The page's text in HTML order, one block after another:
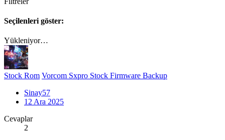
Seçilenleri göster:
Yükleniyor…
Stock Rom Vorcom Sxpro Stock Firmware Backup
Sinay57
12 Ara 2025
Cevaplar
2